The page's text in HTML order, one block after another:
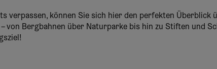
verpassen, können Sie sich hier den perfekten
von Bergbahnen über Naturparke bis hin zu Stiften und